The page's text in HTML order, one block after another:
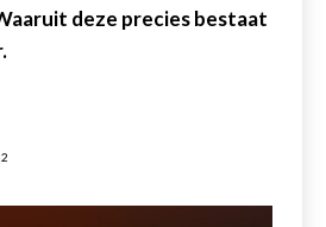
deze precies bestaat